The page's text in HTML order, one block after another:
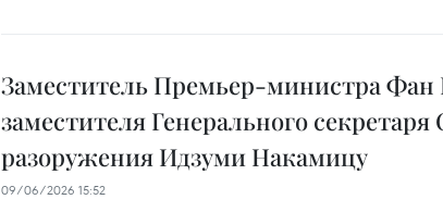
Заместитель Премьер-министра Фан
заместителя Генерального
разоружения Идзуми Накамицу
09/06/2026 15:52